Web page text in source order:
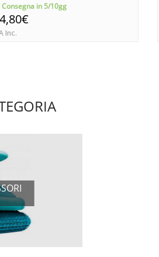
Consegna in 5/10gg
Inc.